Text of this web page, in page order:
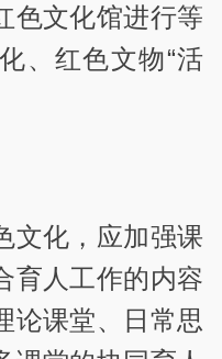
色文化馆进行等
、红色文物“活
文化，应加强课
育人工作的内容
论课堂、日常思